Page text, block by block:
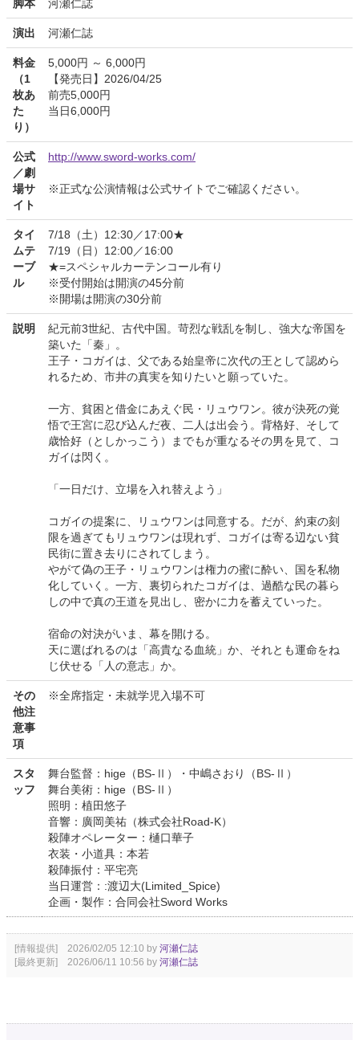
脚本 河瀬仁誌
演出 河瀬仁誌
料金
（1
枚あ
た
り）
5,000円 ～ 6,000円
【発売日】2026/04/25
前売5,000円
当日6,000円
公式
／劇
場サ
イト
http://www.sword-works.com/
※正式な公演情報は公式サイトでご確認ください。
タイ
ムテ
ーブ
ル
7/18（土）12:30／17:00★
7/19（日）12:00／16:00
★=スペシャルカーテンコール有り
※受付開始は開演の45分前
※開場は開演の30分前
説明
紀元前3世紀、古代中国。苛烈な戦乱を制し、強大な帝国を
築いた「秦」。
王子・コガイは、父である始皇帝に次代の王として認めら
れるため、市井の真実を知りたいと願っていた。
一方、貧困と借金にあえぐ民・リュウワン。彼が決死の覚
悟で王宮に忍び込んだ夜、二人は出会う。背格好、そして
歳恰好（としかっこう）までもが重なるその男を見て、コ
ガイは閃く。
「一日だけ、立場を入れ替えよう」
コガイの提案に、リュウワンは同意する。だが、約束の刻
限を過ぎてもリュウワンは現れず、コガイは寄る辺ない貧
民街に置き去りにされてしまう。
やがて偽の王子・リュウワンは権力の蜜に酔い、国を私物
化していく。一方、裏切られたコガイは、過酷な民の暮ら
しの中で真の王道を見出し、密かに力を蓄えていった。
宿命の対決がいま、幕を開ける。
天に選ばれるのは「高貴なる血統」か、それとも運命をね
じ伏せる「人の意志」か。
その
他注
意事
項
※全席指定・未就学児入場不可
スタ
ッフ
舞台監督：hige（BS-Ⅱ）・中嶋さおり（BS-Ⅱ）
舞台美術：hige（BS-Ⅱ）
照明：植田悠子
音響：廣岡美祐（株式会社Road-K）
殺陣オペレーター：樋口華子
衣装・小道具：本若
殺陣振付：平宅亮
当日運営：:渡辺大(Limited_Spice)
企画・製作：合同会社Sword Works
[情報提供] 2026/02/05 12:10 by 河瀬仁誌
[最終更新] 2026/06/11 10:56 by 河瀬仁誌